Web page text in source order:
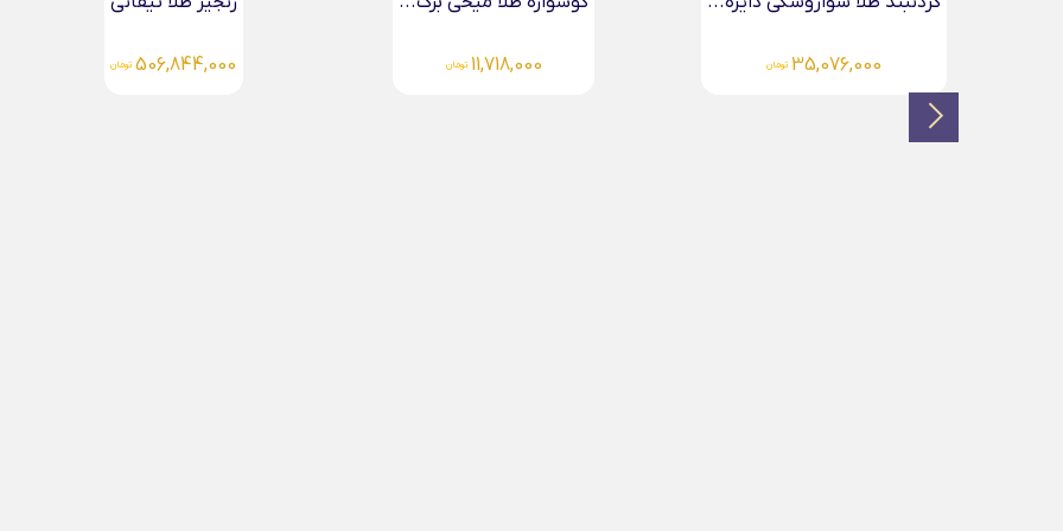
11,718,000 تومان 506,844,000 تومان 4,083,000 تومان